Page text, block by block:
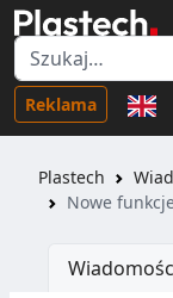
Reklama
Plastech
Nowe